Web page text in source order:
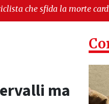
cardiaca: il progetto
notte la Villa
ma